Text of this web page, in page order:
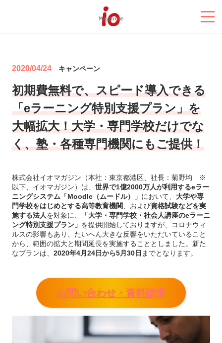
2020/04/24 キャンペーン
初期費無料で、スピード導入できる
「eラーニング特別支援プラン」を
大幅拡大！大学・専門学校だけでな
く、塾・各種専門機関にもご提供！
株式会社イオマガジン（本社：東京都港区、社長：菊野均 ※
以下、イオマガジン）は、 世界で1億2000万人が利用するeラー
ニングシステム「Moodle（ムードル）」 において、 大学や専
門学校をはじめとする高等教育機関 、および資格試験などを実
施する法人を対象に、
「大学・専門学校・社会人講座のeラーニ
ング特別支援プラン」 を提供開始しておりますが、コロナウィ
ルスの影響もあり、たいへん大きな反響をいただいていること
から、範囲の拡大と期間延長を実施することとしました。新た
なプランは、 2020年4月24日から5月30日 までとなります。
お問い合わせ・資料請求